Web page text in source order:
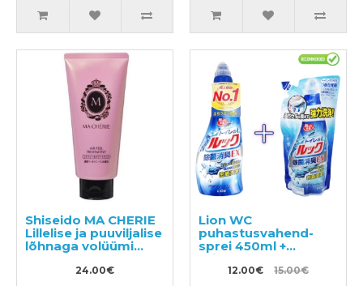
Shiseido MA CHERIE
Lillelise ja puuviljalise
lõhnaga volüümi
24.00€
Lion WC
puhastusvahend-
sprei 450ml +
täitepakend 350ml
12.00€ 15.00€